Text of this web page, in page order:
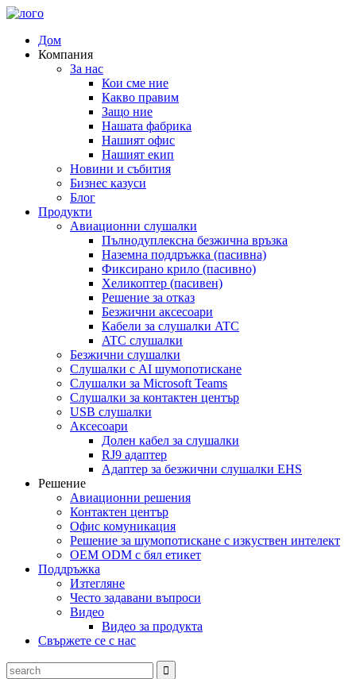
Дом
Компания
За нас
Кои сме ние
Какво правим
Защо ние
Нашата фабрика
Нашият офис
Нашият екип
Новини и събития
Бизнес казуси
Блог
Продукти
Авиационни слушалки
Пълнодуплексна безжична връзка
Наземна поддръжка (пасивна)
Фиксирано крило (пасивно)
Хеликоптер (пасивен)
Решение за отказ
Безжични аксесоари
Кабели за слушалки ATC
ATC слушалки
Безжични слушалки
Слушалки с AI шумопотискане
Слушалки за Microsoft Teams
Слушалки за контактен център
USB слушалки
Аксесоари
Долен кабел за слушалки
RJ9 адаптер
Адаптер за безжични слушалки EHS
Решение
Авиационни решения
Контактен център
Офис комуникация
Решение за шумопотискане с изкуствен интелект
OEM ODM с бял етикет
Поддръжка
Изтегляне
Често задавани въпроси
Видео
Видео за продукта
Свържете се с нас